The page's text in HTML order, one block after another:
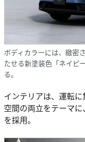
ボディカラーには、緻密
たせる新塗装色「ネイビ
る。
インテリアは、運転
空間の両立をテーマ
を採用。